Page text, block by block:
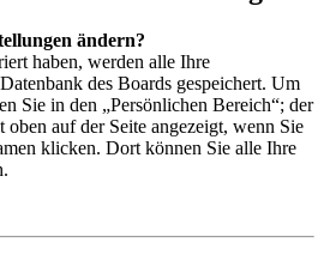
ändern?
haben, werden alle Ihre
des Boards gespeichert. Um
Sie in den „Persönlichen Bereich“; der
auf der Seite angezeigt, wenn Sie
klicken. Dort können Sie alle Ihre